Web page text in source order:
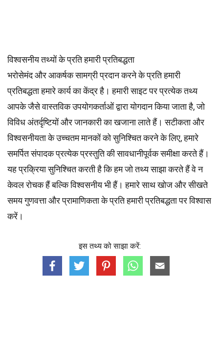
विश्वसनीय तथ्यों के प्रति हमारी प्रतिबद्धता
भरोसेमंद और आकर्षक सामग्री प्रदान करने के प्रति हमारी
प्रतिबद्धता हमारे कार्य का केंद्र है। हमारी साइट पर प्रत्येक तथ्य
आपके जैसे वास्तविक उपयोगकर्ताओं द्वारा योगदान किया जाता है, जो
विविध अंतर्दृष्टियों और जानकारी का खजाना लाते हैं। सटीकता और
विश्वसनीयता के उच्चतममानकोंको सुनिश्चित करने के लिए, हमारे
समर्पितसंपादकप्रत्येक प्रस्तुति की सावधानीपूर्वक समीक्षा करते हैं।
यह प्रक्रिया सुनिश्चित करती है कि हम जो तथ्य साझा करते हैं वे न
केवल रोचक हैं बल्कि विश्वसनीय भी हैं। हमारे साथ खोज और सीखते
समय गुणवत्ता और प्रामाणिकता के प्रति हमारी प्रतिबद्धता पर विश्वास
करें।
इस तथ्य को साझा करें: